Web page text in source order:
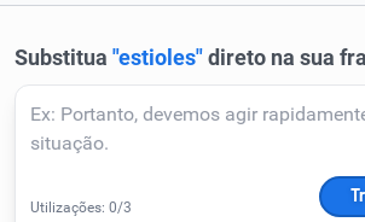
Corrigir Texto